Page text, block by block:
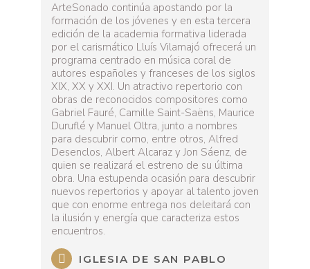
ArteSonado continúa apostando por la
formación de los jóvenes y en esta tercera
edición de la academia formativa liderada
por el carismático Lluís Vilamajó ofrecerá un
programa centrado en música coral de
autores españoles y franceses de los siglos
XIX, XX y XXI. Un atractivo repertorio con
obras de reconocidos compositores como
Gabriel Fauré, Camille Saint-Saëns, Maurice
Duruflé y Manuel Oltra, junto a nombres
para descubrir como, entre otros, Alfred
Desenclos, Albert Alcaraz y Jon Sáenz, de
quien se realizará el estreno de su última
obra. Una estupenda ocasión para descubrir
nuevos repertorios y apoyar al talento joven
que con enorme entrega nos deleitará con
la ilusión y energía que caracteriza estos
encuentros.
IGLESIA DE SAN PABLO